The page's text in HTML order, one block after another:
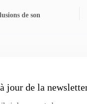
de son
jour de la